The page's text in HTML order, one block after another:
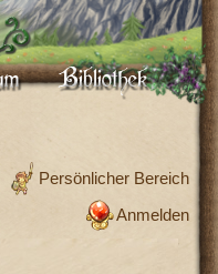
Persönlicher Bereich
Anmelden